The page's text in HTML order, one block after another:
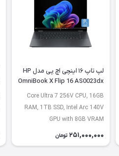
لپ تاپ ۱۶ اینچی اچ پی مدل HP
OmniBook X Flip 16 AS0023dx
- A
Core Ultra 7 256V CPU, 16GB
RAM, 1TB SSD, Intel Arc 140V
GPU with 8GB VRAM
251,000,000 تومان